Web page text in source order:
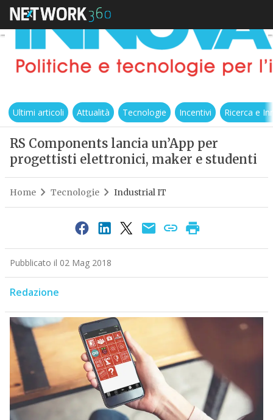
Ultimi articoli Attualità Tecnologie Incentivi Ricerca e
RS Components lancia un’App per
progettisti elettronici, maker e studenti
Home Tecnologie Industrial IT
Pubblicato il 02 Mag 2018
Redazione